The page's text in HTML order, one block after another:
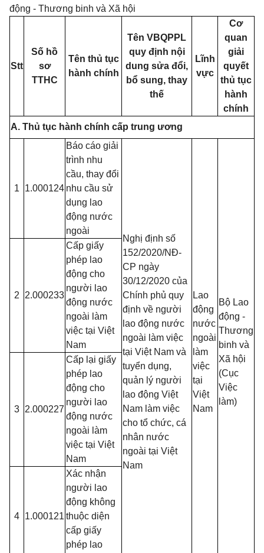
động - Thương binh và Xã hội
Stt
Số hồ
sơ
TTHC
Tên thủ tục
hành chính
Tên VBQPPL
quy định nội
dung sửa đổi,
bổ sung, thay
thế
Lĩnh
vực
Cơ
quan
giải
quyết
thủ tục
hành
chính
A. Thủ tục hành chính cấp trung ương
1 1.000124
Báo cáo giải
trình nhu
cầu, thay đổi
nhu cầu sử
dụng lao
động nước
ngoài
Nghị định số
152/2020/NĐ-
CP ngày
30/12/2020 của
Chính phủ quy
định về người
lao động nước
ngoài làm việc
tại Việt Nam và
tuyển dụng,
quản lý người
lao động Việt
Nam làm việc
cho tổ chức, cá
nhân nước
ngoài tại Việt
Nam
Lao
động
nước
ngoài
làm
việc
tại
Việt
Nam
Bộ Lao
động -
Thương
binh và
Xã hội
(Cục
Việc
làm)
2 2.000233
Cấp giấy
phép lao
động cho
người lao
động nước
ngoài làm
việc tại Việt
Nam
3 2.000227
Cấp lại giấy
phép lao
động cho
người lao
động nước
ngoài làm
việc tại Việt
Nam
4 1.000121
Xác nhận
người lao
động không
thuộc diện
cấp giấy
phép lao